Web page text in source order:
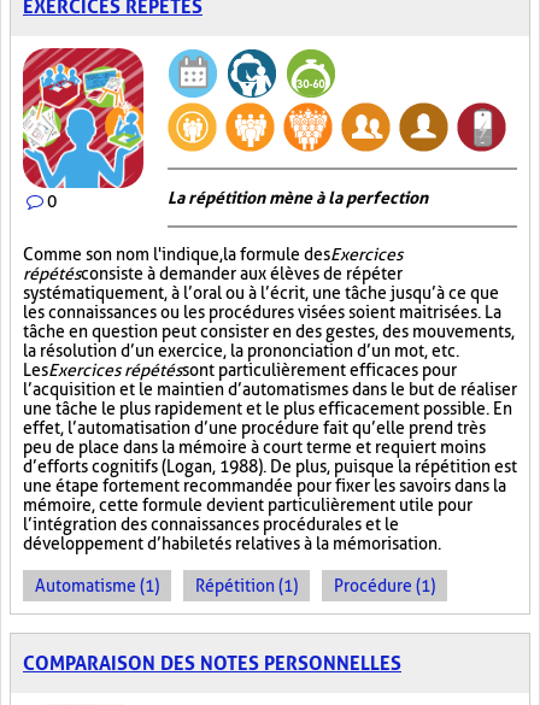
EXERCICES RÉPÉTÉS
0 La répétition mène à la perfection
Comme son nom l'indique, la formule desExercices
répétésconsiste à demander aux élèves de répéter
systématiquement, à l’oral ou à l’écrit, une tâche jusqu’à ce que
les connaissances ou les procédures visées soient maitrisées. La
tâche en question peut consister en des gestes, des mouvements,
la résolution d’un exercice, la prononciation d’un mot, etc.
LesExercices répétéssont particulièrement efficaces pour
l’acquisition et le maintien d’automatismes dans le but de réaliser
une tâche le plus rapidement et le plus efficacement possible. En
effet, l’automatisation d’une procédure fait qu’elle prend très
peu de place dans la mémoire à court terme et requiert moins
d’efforts cognitifs (Logan, 1988). De plus, puisque la répétition est
une étape fortement recommandée pour fixer les savoirs dans la
mémoire, cette formule devient particulièrement utile pour
l’intégration des connaissances procédurales et le
développement d’habiletés relatives à la mémorisation.
Automatisme (1) Répétition (1) Procédure (1)
COMPARAISON DES NOTES PERSONNELLES